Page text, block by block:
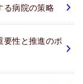
る病院の策略
要性と推進のポ